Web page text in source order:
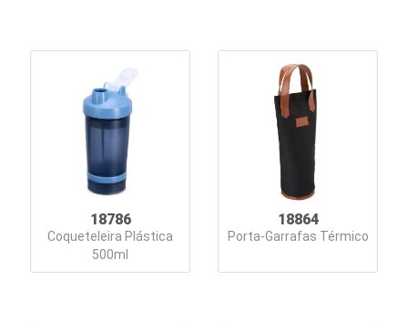
18786
Coqueteleira Plástica
500ml
18864
Porta-Garrafas Térmico